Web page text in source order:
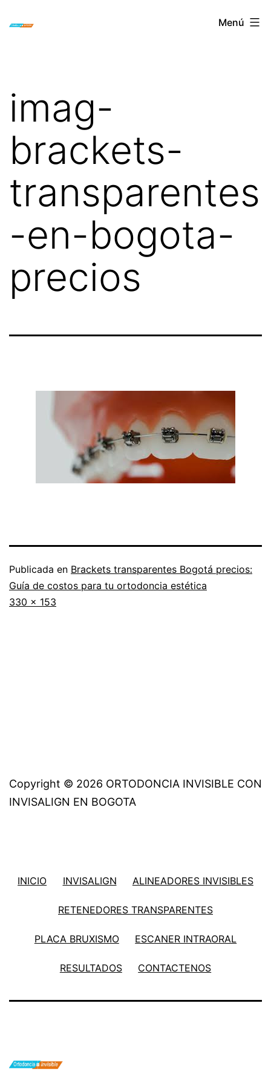
ORTODONCIA
Menú
imag-
brackets-
transparentes
-en-bogota-
precios
Publicada en Brackets transparentes Bogotá precios:
Guía de costos para tu ortodoncia estética
Tamaño
330 × 153
Copyright © 2026 ORTODONCIA INVISIBLE CON
INVISALIGN EN BOGOTA
INICIO INVISALIGN ALINEADORES INVISIBLES
RETENEDORES TRANSPARENTES
PLACA BRUXISMO ESCANER INTRAORAL
RESULTADOS CONTACTENOS